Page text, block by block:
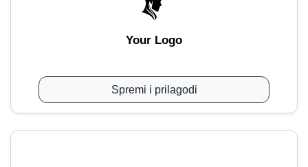
Your Logo
Spremi i prilagodi